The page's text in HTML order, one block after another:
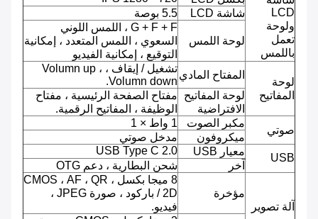
LCD
ولوحة
تعمل
باللمس
شاشة LCD
5.5 بوصة
لوحة اللمس
G + F + F ، اللمس اللوني
السعوي ، اللمس المتعدد ، إمكانية
التوقيع ، إمكانية الفيديو
لوحة
المفاتيح
المفتاح المادي
تشغيل / إيقاف ، Volumn up ،
Volumn down.
لوحة المفاتيح
الافتراضية
مفتاح الصفحة الرئيسية ، مفتاح
الوظيفة ، المفاتيح الرقمية.
صوتي
مكبر الصوت
1 واط × 1
ميكروفون
مدخل صوتي
USB
معيار USB
USB Type C 2.0
آخر
شحن البطارية ، دعم OTG
آلة تصوير
مؤخرة
8 ميجا بكسل ، CMOS ، AF ، QR
/ 2D باركود ، صورة JPEG ،
فيديو.